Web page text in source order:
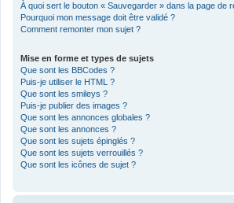
À quoi sert le bouton « Sauvegarder » dans la page de
Pourquoi mon message doit être validé ?
Comment remonter mon sujet ?
Mise en forme et types de sujets
Que sont les BBCodes ?
Puis-je utiliser le HTML ?
Que sont les smileys ?
Puis-je publier des images ?
Que sont les annonces globales ?
Que sont les annonces ?
Que sont les sujets épinglés ?
Que sont les sujets verrouillés ?
Que sont les icônes de sujet ?